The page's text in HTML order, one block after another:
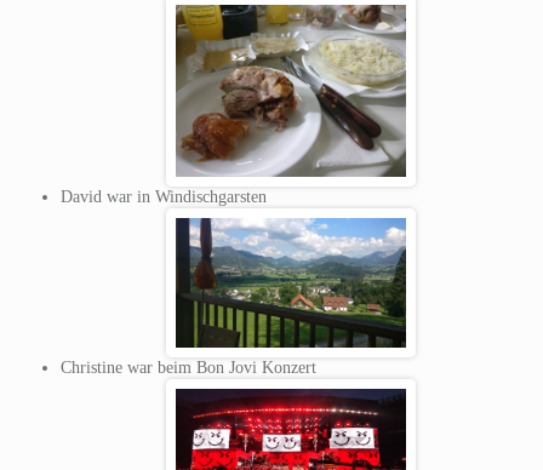
David war in Windischgarsten
Christine war beim Bon Jovi Konzert